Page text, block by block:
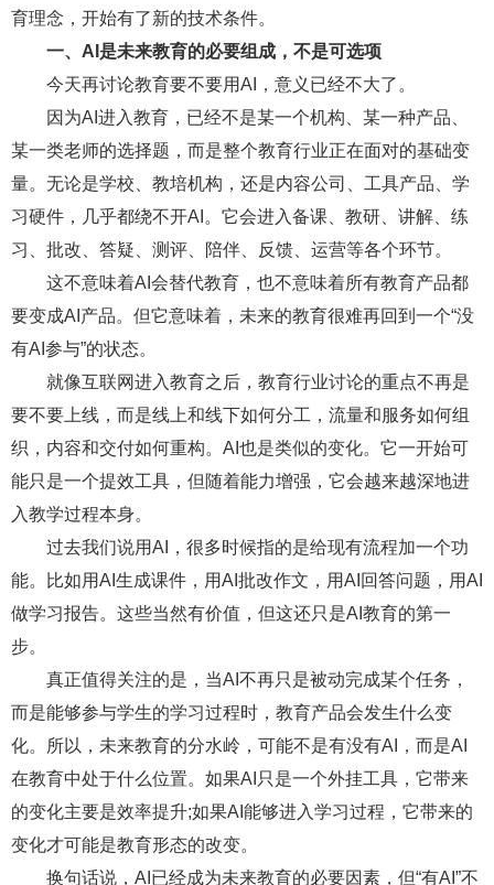
育理念，开始有了新的技术条件。
一、AI是未来教育的必要组成，不是可选项
今天再讨论教育要不要用AI，意义已经不大了。
因为AI进入教育，已经不是某一个机构、某一种产品、
某一类老师的选择题，而是整个教育行业正在面对的基础变
量。无论是学校、教培机构，还是内容公司、工具产品、学
习硬件，几乎都绕不开AI。它会进入备课、教研、讲解、练
习、批改、答疑、测评、陪伴、反馈、运营等各个环节。
这不意味着AI会替代教育，也不意味着所有教育产品都
要变成AI产品。但它意味着，未来的教育很难再回到一个“没
有AI参与”的状态。
就像互联网进入教育之后，教育行业讨论的重点不再是
要不要上线，而是线上和线下如何分工，流量和服务如何组
织，内容和交付如何重构。AI也是类似的变化。它一开始可
能只是一个提效工具，但随着能力增强，它会越来越深地进
入教学过程本身。
过去我们说用AI，很多时候指的是给现有流程加一个功
能。比如用AI生成课件，用AI批改作文，用AI回答问题，用AI
做学习报告。这些当然有价值，但这还只是AI教育的第一
步。
真正值得关注的是，当AI不再只是被动完成某个任务，
而是能够参与学生的学习过程时，教育产品会发生什么变
化。所以，未来教育的分水岭，可能不是有没有AI，而是AI
在教育中处于什么位置。如果AI只是一个外挂工具，它带来
的变化主要是效率提升;如果AI能够进入学习过程，它带来的
变化才可能是教育形态的改变。
换句话说，AI已经成为未来教育的必要因素，但“有AI”不